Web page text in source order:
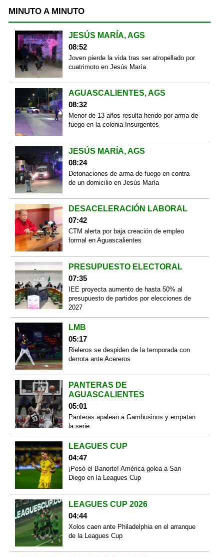
MINUTO A MINUTO
JESÚS MARÍA, AGS
08:52
Joven pierde la vida tras ser atropellado por
cuatrimoto en Jesús María
AGUASCALIENTES, AGS
08:32
Menor de 13 años resulta herido por arma de
fuego en la colonia Insurgentes
JESÚS MARÍA, AGS
08:24
Detonaciones de arma de fuego en contra
de un domicilio en Jesús María
DESACELERACIÓN LABORAL
07:42
CTM alerta por baja creación de empleo
formal en Aguascalientes
PRESUPUESTO ELECTORAL
07:35
IEE proyecta aumento de hasta 50% al
presupuesto de partidos por elecciones de
2027
LMB
05:17
Rieleros se despiden de la temporada con
derrota ante Acereros
PANTERAS DE
AGUASCALIENTES
05:01
Panteras apalean a Gambusinos y empatan
la serie
LEAGUES CUP
04:47
¡Pesó el Banorte! América golea a San
Diego en la Leagues Cup
LEAGUES CUP 2026
04:44
Xolos caen ante Philadelphia en el arranque
de la Leagues Cup